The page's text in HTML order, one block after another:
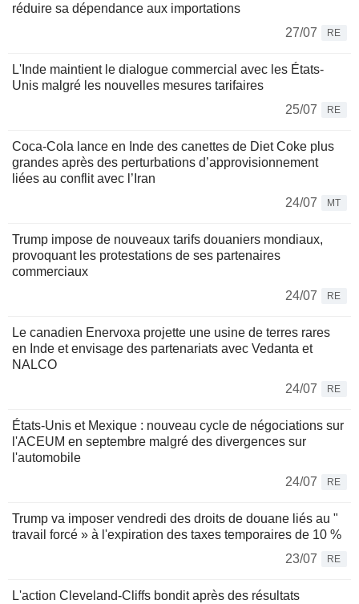
réduire sa dépendance aux importations
27/07
RE
L'Inde maintient le dialogue commercial avec les États-
Unis malgré les nouvelles mesures tarifaires
25/07
RE
Coca-Cola lance en Inde des canettes de Diet Coke plus
grandes après des perturbations d’approvisionnement
liées au conflit avec l’Iran
24/07
MT
Trump impose de nouveaux tarifs douaniers mondiaux,
provoquant les protestations de ses partenaires
commerciaux
24/07
RE
Le canadien Enervoxa projette une usine de terres rares
en Inde et envisage des partenariats avec Vedanta et
NALCO
24/07
RE
États-Unis et Mexique : nouveau cycle de négociations sur
l'ACEUM en septembre malgré des divergences sur
l'automobile
24/07
RE
Trump va imposer vendredi des droits de douane liés au "
travail forcé » à l'expiration des taxes temporaires de 10 %
23/07
RE
L'action Cleveland-Cliffs bondit après des résultats